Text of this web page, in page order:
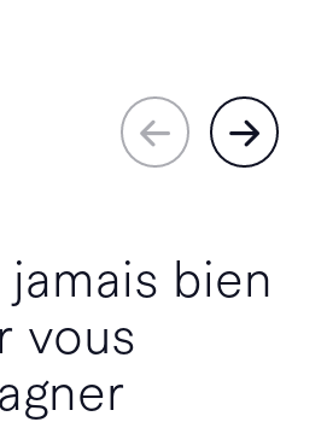
jamais bien
vous